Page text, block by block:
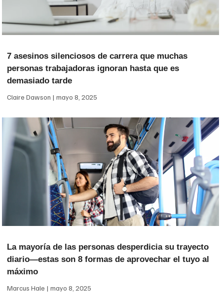
7 asesinos silenciosos de carrera que muchas
personas trabajadoras ignoran hasta que es
demasiado tarde
Claire Dawson mayo 8, 2025
La mayoría de las personas desperdicia su trayecto
diario—estas son 8 formas de aprovechar el tuyo al
máximo
Marcus Hale mayo 8, 2025